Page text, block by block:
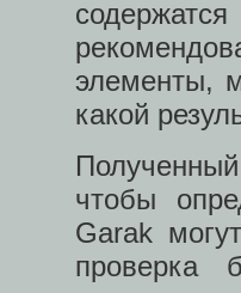
элементы,
какой
чтобы
Garak
проверка